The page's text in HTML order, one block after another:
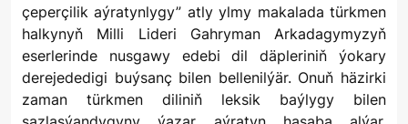
çeperçilik aýratynlygy” atly ylmy makalada türkmen
halkynyň Milli Lideri Gahryman Arkadagymyzyň
eserlerinde nusgawy edebi dil däpleriniň ýokary
derejededigi buýsanç bilen bellenilýär. Onuň häzirki
zaman türkmen diliniň leksik baýlygy bilen